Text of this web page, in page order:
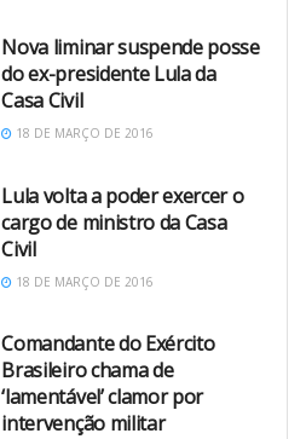
Nova liminar suspende posse
do ex-presidente Lula da
Casa Civil
18 DE MARÇO DE 2016
Lula volta a poder exercer o
cargo de ministro da Casa
Civil
18 DE MARÇO DE 2016
Comandante do Exército
Brasileiro chama de
‘lamentável’ clamor por
intervenção militar